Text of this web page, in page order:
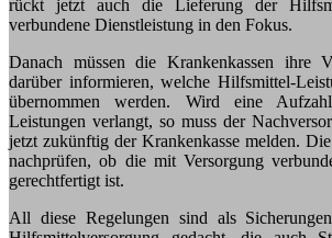
rückt jetzt auch die Lieferung der
verbundene Dienstleistung in den Fokus.
Danach müssen die Krankenkassen ihre
darüber informieren, welche Hilfsmittel-
übernommen werden. Wird eine
Leistungen verlangt, so muss der
jetzt zukünftig der Krankenkasse melden.
nachprüfen, ob die mit Versorgung
gerechtfertigt ist.
All diese Regelungen sind als